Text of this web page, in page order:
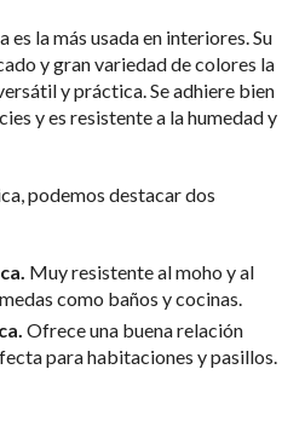
es la más usada en interiores. Su
y gran variedad de colores la
y práctica. Se adhiere bien
y es resistente a la humedad y
podemos destacar dos
Muy resistente al moho y al
como baños y cocinas.
Ofrece una buena relación
para habitaciones y pasillos.